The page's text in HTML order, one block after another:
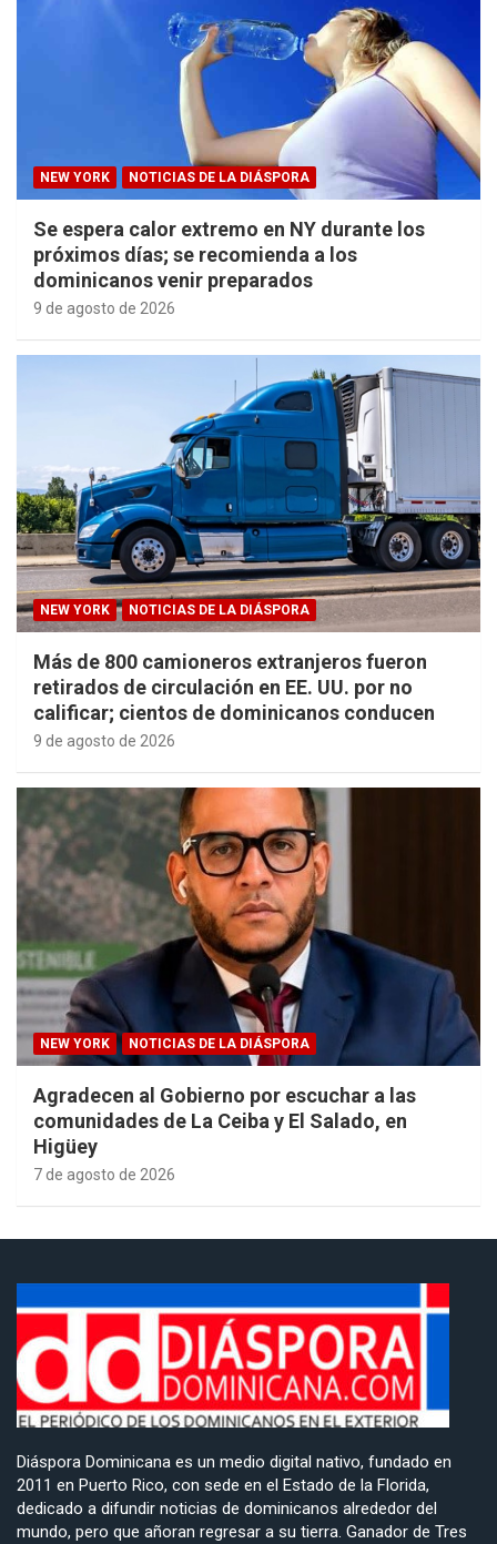
NEW YORK NOTICIAS DE LA DIÁSPORA
Se espera calor extremo en NY durante los
próximos días; se recomienda a los
dominicanos venir preparados
9 de agosto de 2026
NEW YORK NOTICIAS DE LA DIÁSPORA
Más de 800 camioneros extranjeros fueron
retirados de circulación en EE. UU. por no
calificar; cientos de dominicanos conducen
9 de agosto de 2026
NEW YORK NOTICIAS DE LA DIÁSPORA
Agradecen al Gobierno por escuchar a las
comunidades de La Ceiba y El Salado, en
Higüey
7 de agosto de 2026
Diáspora Dominicana es un medio digital nativo, fundado en
2011 en Puerto Rico, con sede en el Estado de la Florida,
dedicado a difundir noticias de dominicanos alrededor del
mundo, pero que añoran regresar a su tierra. Ganador de Tres